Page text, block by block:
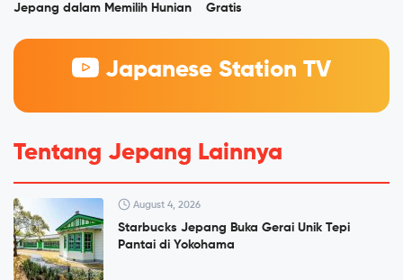
Jepang dalam Memilih Hunian
Gratis
Japanese Station TV
Tentang Jepang Lainnya
August 4, 2026
Starbucks Jepang Buka Gerai Unik Tepi
Pantai di Yokohama